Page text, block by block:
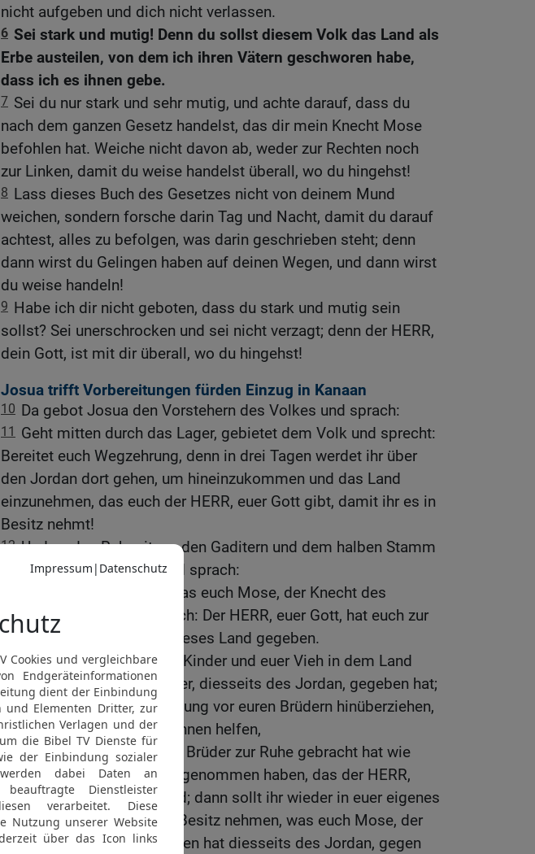
nicht aufgeben und dich nicht verlassen.
6 Sei stark und mutig! Denn du sollst diesem Volk das Land als
Erbe austeilen, von dem ich ihren Vätern geschworen habe,
dass ich es ihnen gebe.
7 Sei du nur stark und sehr mutig, und achte darauf, dass du
nach dem ganzen Gesetz handelst, das dir mein Knecht Mose
befohlen hat. Weiche nicht davon ab, weder zur Rechten noch
zur Linken, damit du weise handelst überall, wo du hingehst!
8 Lass dieses Buch des Gesetzes nicht von deinem Mund
weichen, sondern forsche darin Tag und Nacht, damit du darauf
achtest, alles zu befolgen, was darin geschrieben steht; denn
dann wirst du Gelingen haben auf deinen Wegen, und dann wirst
du weise handeln!
9 Habe ich dir nicht geboten, dass du stark und mutig sein
sollst? Sei unerschrocken und sei nicht verzagt; denn der HERR,
dein Gott, ist mit dir überall, wo du hingehst!
Josua trifft Vorbereitungen fürden Einzug in Kanaan
10 Da gebot Josua den Vorstehern des Volkes und sprach:
11
Geht mitten durch das Lager, gebietet dem Volk und sprecht:
Bereitet euch Wegzehrung, denn in drei Tagen werdet ihr über
den Jordan dort gehen, um hineinzukommen und das Land
einzunehmen, das euch der HERR, euer Gott gibt, damit ihr es in
Besitz nehmt!
12 Und zu den Rubenitern, den Gaditern und dem halben Stamm
Manasse redete Josua und sprach:
Gedenkt an das Wort, das euch Mose, der Knecht des
HERRN, gebot, als er sprach: Der HERR, euer Gott, hat euch zur
Ruhe gebracht und euch dieses Land gegeben.
14 Lasst eure Frauen, eure Kinder und euer Vieh in dem Land
bleiben, das euch Mose hier, diesseits des Jordan, gegeben hat;
ihr aber sollt in Kampfordnung vor euren Brüdern hinüberziehen,
alle tapferen Krieger, und ihnen helfen,
15
bis der HERR auch eure Brüder zur Ruhe gebracht hat wie
euch, und sie das Land eingenommen haben, das der HERR,
euer Gott, ihnen geben wird; dann sollt ihr wieder in euer eigenes
Land zurückkehren und in Besitz nehmen, was euch Mose, der
Knecht des HERRN, gegeben hat diesseits des Jordan, gegen